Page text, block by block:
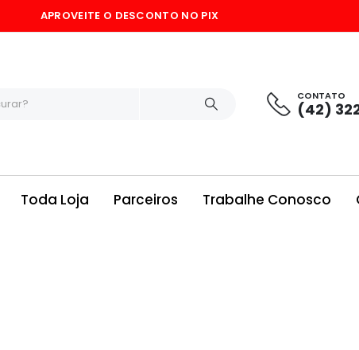
APROVEITE O DESCONTO NO PIX
CONTATO
(42)
Toda Loja Parceiros Trabalhe Conosco